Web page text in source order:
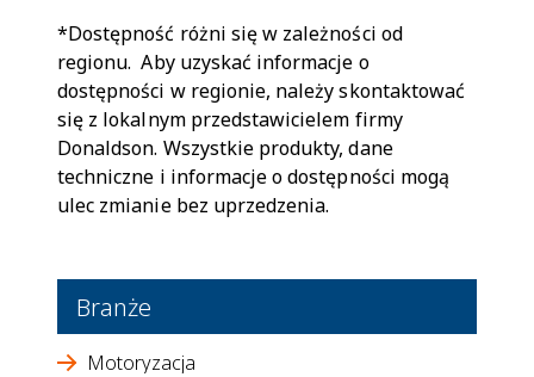
*Dostępność różni się w zależności od
regionu. Aby uzyskać informacje o
dostępności w regionie, należy skontaktować
się z lokalnym przedstawicielem firmy
Donaldson. Wszystkie produkty, dane
techniczne i informacje o dostępności mogą
ulec zmianie bez uprzedzenia.
Branże
Motoryzacja